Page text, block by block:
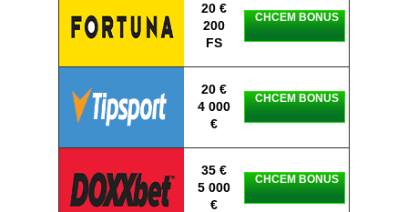
20 €
200
FS
CHCEM BONUS
20 €
4 000
€
CHCEM BONUS
35 €
5 000
€
CHCEM BONUS